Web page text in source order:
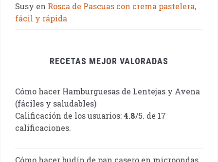
Susy en Rosca de Pascuas con crema pastelera,
fácil y rápida
RECETAS MEJOR VALORADAS
Cómo hacer Hamburguesas de Lentejas y Avena
(fáciles y saludables)
Calificación de los usuarios:4.8/5. de 17
calificaciones.
Cómo hacer budín de pan casero en microondas